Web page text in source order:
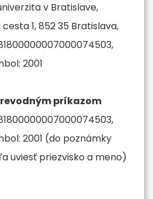
v Bratislave,
1, 852 35 Bratislava,
2001
príkazom
2001 (do poznámky
uviesť priezvisko a meno)